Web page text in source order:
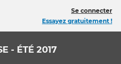
Se connecter
Essayez gratuitement !
- ÉTÉ 2017